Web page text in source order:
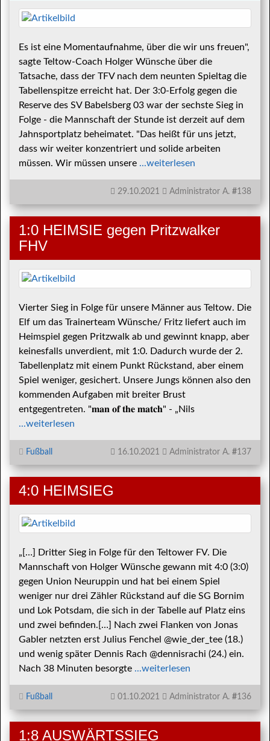
Es ist eine Momentaufnahme, über die wir uns freuen",
sagte Teltow-Coach Holger Wünsche über die
Tatsache, dass der TFV nach dem neunten Spieltag die
Tabellenspitze erreicht hat. Der 3:0-Erfolg gegen die
Reserve des SV Babelsberg 03 war der sechste Sieg in
Folge - die Mannschaft der Stunde ist derzeit auf dem
Jahnsportplatz beheimatet. "Das heißt für uns jetzt,
dass wir weiter konzentriert und solide arbeiten
müssen. Wir müssen unsere ...weiterlesen
29.10.2021 Administrator A. #138
1:0 HEIMSIE gegen Pritzwalker
FHV
Vierter Sieg in Folge für unsere Männer aus Teltow. Die
Elf um das Trainerteam Wünsche/ Fritz liefert auch im
Heimspiel gegen Pritzwalk ab und gewinnt knapp, aber
keinesfalls unverdient, mit 1:0. Dadurch wurde der 2.
Tabellenplatz mit einem Punkt Rückstand, aber einem
Spiel weniger, gesichert. Unsere Jungs können also den
kommenden Aufgaben mit breiter Brust
entgegentreten. "𝐦𝐚𝐧 𝐨𝐟 𝐭𝐡𝐞 𝐦𝐚𝐭𝐜𝐡" - „Nils
...weiterlesen
Fußball 16.10.2021 Administrator A. #137
4:0 HEIMSIEG
„[…] Dritter Sieg in Folge für den Teltower FV. Die
Mannschaft von Holger Wünsche gewann mit 4:0 (3:0)
gegen Union Neuruppin und hat bei einem Spiel
weniger nur drei Zähler Rückstand auf die SG Bornim
und Lok Potsdam, die sich in der Tabelle auf Platz eins
und zwei befinden.[…] Nach zwei Flanken von Jonas
Gabler netzten erst Julius Fenchel @wie_der_tee (18.)
und wenig später Dennis Rach @dennisrachi (24.) ein.
Nach 38 Minuten besorgte ...weiterlesen
Fußball 01.10.2021 Administrator A. #136
1:8 AUSWÄRTSSIEG